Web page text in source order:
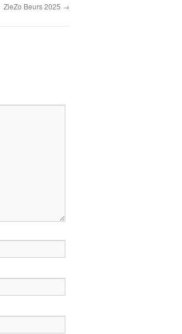
ZieZo Beurs 2025 →